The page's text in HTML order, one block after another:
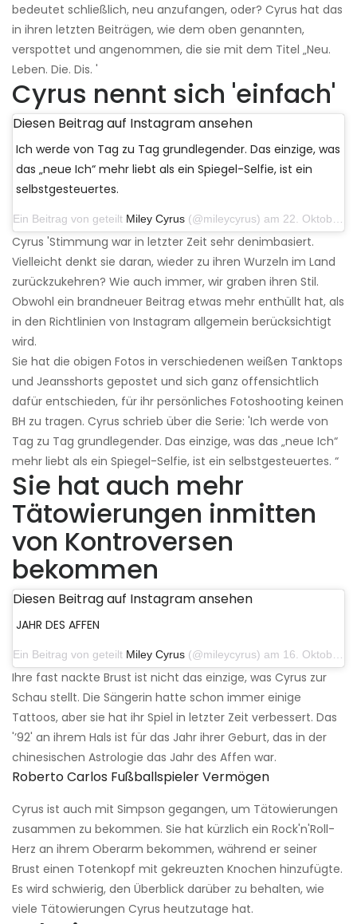
bedeutet schließlich, neu anzufangen, oder? Cyrus hat das
in ihren letzten Beiträgen, wie dem oben genannten,
verspottet und angenommen, die sie mit dem Titel „Neu.
Leben. Die. Dis. '
Cyrus nennt sich 'einfach'
Diesen Beitrag auf Instagram ansehen
Ich werde von Tag zu Tag grundlegender. Das einzige, was
das „neue Ich“ mehr liebt als ein Spiegel-Selfie, ist ein
selbstgesteuertes.
Ein Beitrag von geteilt Miley Cyrus (@mileycyrus) am 22. Oktober 2019 um 11:39 Uhr PDT
Cyrus 'Stimmung war in letzter Zeit sehr denimbasiert.
Vielleicht denkt sie daran, wieder zu ihren Wurzeln im Land
zurückzukehren? Wie auch immer, wir graben ihren Stil.
Obwohl ein brandneuer Beitrag etwas mehr enthüllt hat, als
in den Richtlinien von Instagram allgemein berücksichtigt
wird.
Sie hat die obigen Fotos in verschiedenen weißen Tanktops
und Jeansshorts gepostet und sich ganz offensichtlich
dafür entschieden, für ihr persönliches Fotoshooting keinen
BH zu tragen. Cyrus schrieb über die Serie: 'Ich werde von
Tag zu Tag grundlegender. Das einzige, was das „neue Ich“
mehr liebt als ein Spiegel-Selfie, ist ein selbstgesteuertes. “
Sie hat auch mehr
Tätowierungen inmitten
von Kontroversen
bekommen
Diesen Beitrag auf Instagram ansehen
JAHR DES AFFEN
Ein Beitrag von geteilt Miley Cyrus (@mileycyrus) am 16. Oktober 2019 um 19:04 Uhr PDT
Ihre fast nackte Brust ist nicht das einzige, was Cyrus zur
Schau stellt. Die Sängerin hatte schon immer einige
Tattoos, aber sie hat ihr Spiel in letzter Zeit verbessert. Das
'’92' an ihrem Hals ist für das Jahr ihrer Geburt, das in der
chinesischen Astrologie das Jahr des Affen war.
Roberto Carlos Fußballspieler Vermögen
Cyrus ist auch mit Simpson gegangen, um Tätowierungen
zusammen zu bekommen. Sie hat kürzlich ein Rock'n'Roll-
Herz an ihrem Oberarm bekommen, während er seiner
Brust einen Totenkopf mit gekreuzten Knochen hinzufügte.
Es wird schwierig, den Überblick darüber zu behalten, wie
viele Tätowierungen Cyrus heutzutage hat.